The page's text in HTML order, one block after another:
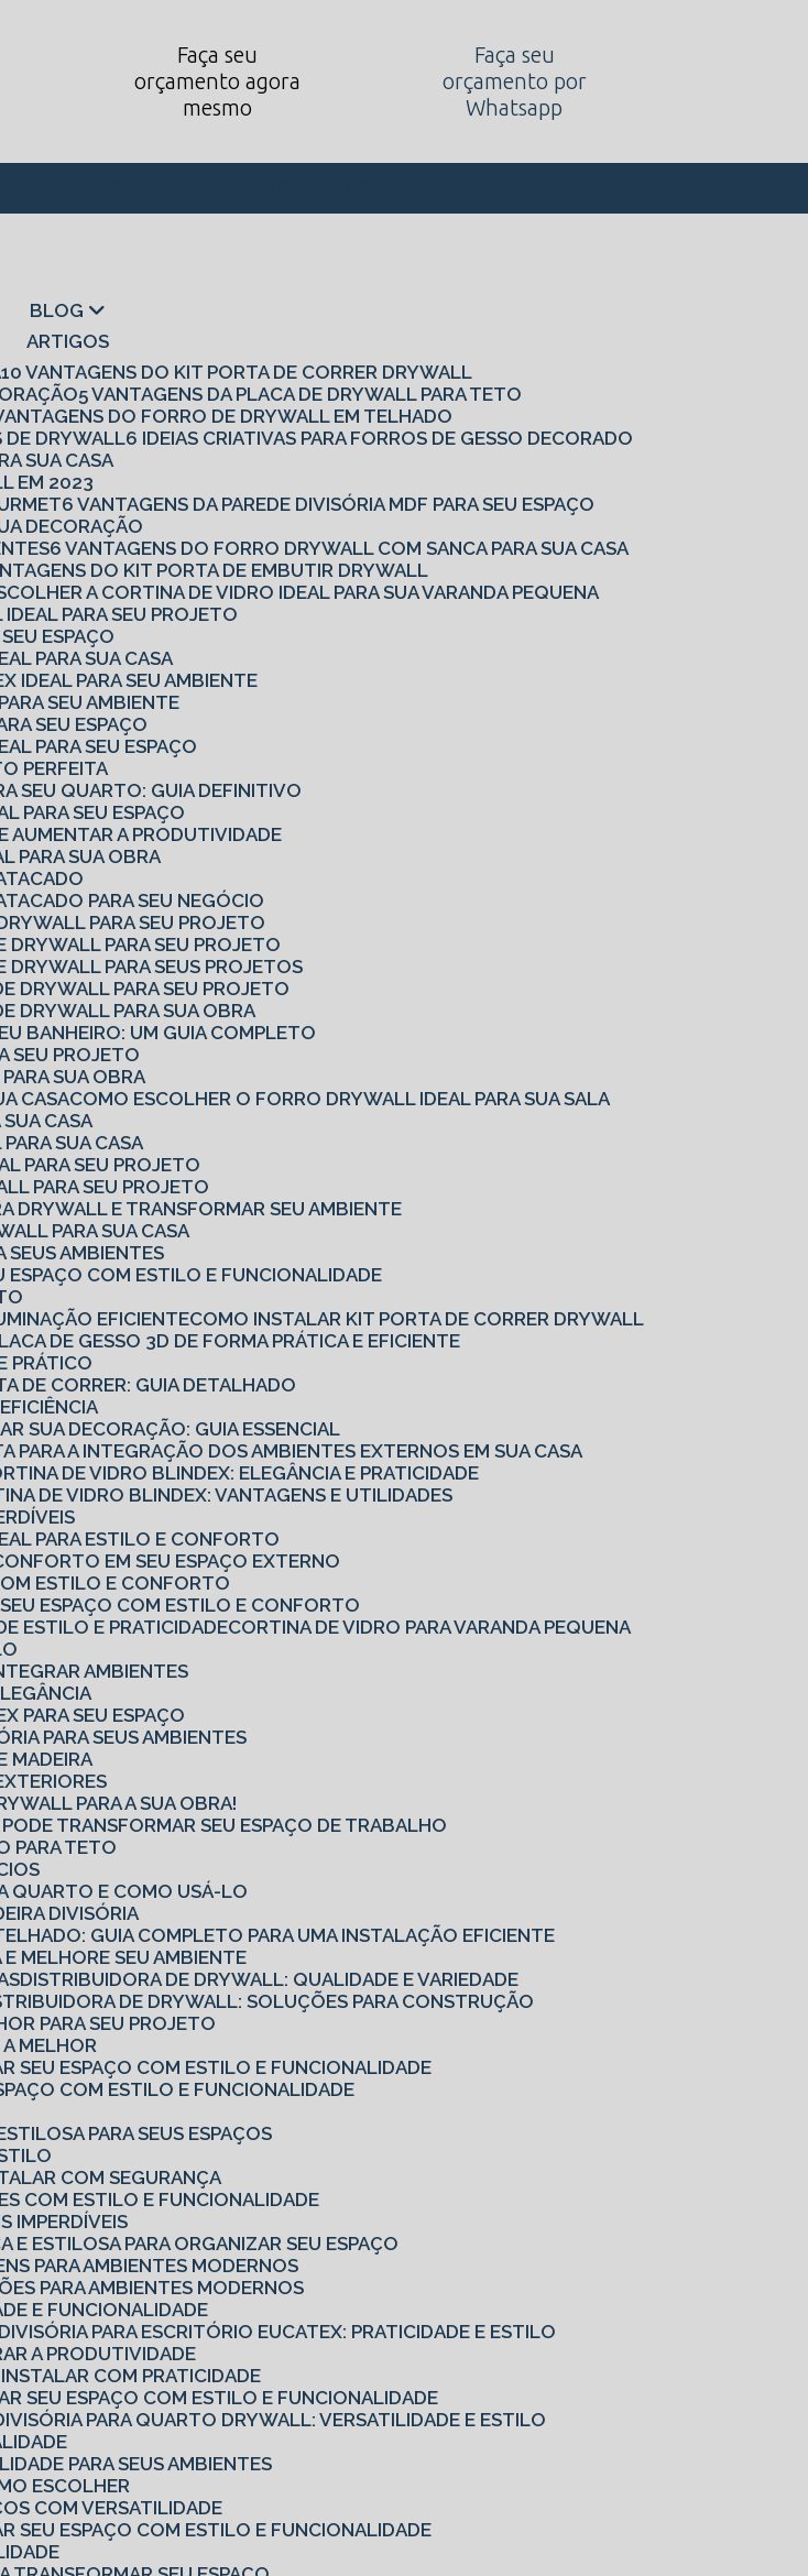
Faça seu
orçamento agora
mesmo
Faça seu
orçamento por
Whatsapp
BLOG
ARTIGOS
10 VANTAGENS DO KIT PORTA DE CORRER DRYWALL
5 VANTAGENS DA PLACA DE DRYWALL PARA TETO
DO FORRO DE DRYWALL EM TELHADO
DE DRYWALL
6 IDEIAS CRIATIVAS PARA FORROS DE GESSO DECORADO
SUA CASA
EM 2023
6 VANTAGENS DA PAREDE DIVISÓRIA MDF PARA SEU ESPAÇO
DECORAÇÃO
6 VANTAGENS DO FORRO DRYWALL COM SANCA PARA SUA CASA
DO KIT PORTA DE EMBUTIR DRYWALL
A CORTINA DE VIDRO IDEAL PARA SUA VARANDA PEQUENA
PARA SEU PROJETO
ESPAÇO
PARA SUA CASA
IDEAL PARA SEU AMBIENTE
SEU AMBIENTE
SEU ESPAÇO
PARA SEU ESPAÇO
PERFEITA
SEU QUARTO: GUIA DEFINITIVO
PARA SEU ESPAÇO
AUMENTAR A PRODUTIVIDADE
PARA SUA OBRA
PARA SEU NEGÓCIO
PARA SEU PROJETO
DRYWALL PARA SEU PROJETO
DRYWALL PARA SEUS PROJETOS
DRYWALL PARA SEU PROJETO
DRYWALL PARA SUA OBRA
BANHEIRO: UM GUIA COMPLETO
SEU PROJETO
SUA OBRA
CASA COMO ESCOLHER O FORRO DRYWALL IDEAL PARA SUA SALA
CASA
SUA CASA
PARA SEU PROJETO
PARA SEU PROJETO
DRYWALL E TRANSFORMAR SEU AMBIENTE
PARA SUA CASA
SEUS AMBIENTES
ESPAÇO COM ESTILO E FUNCIONALIDADE
EFICIENTE COMO INSTALAR KIT PORTA DE CORRER DRYWALL
DE GESSO 3D DE FORMA PRÁTICA E EFICIENTE
PRÁTICO
DE CORRER: GUIA DETALHADO
SUA DECORAÇÃO: GUIA ESSENCIAL
PARA A INTEGRAÇÃO DOS AMBIENTES EXTERNOS EM SUA CASA
DE VIDRO BLINDEX: ELEGÂNCIA E PRATICIDADE
DE VIDRO BLINDEX: VANTAGENS E UTILIDADES
PARA ESTILO E CONFORTO
EM SEU ESPAÇO EXTERNO
ESTILO E CONFORTO
ESPAÇO COM ESTILO E CONFORTO
ESTILO E PRATICIDADE
CORTINA DE VIDRO PARA VARANDA PEQUENA
AMBIENTES
PARA SEU ESPAÇO
PARA SEUS AMBIENTES
MADEIRA
PARA A SUA OBRA!
TRANSFORMAR SEU ESPAÇO DE TRABALHO
PARA TETO
QUARTO E COMO USÁ-LO
DIVISÓRIA
GUIA COMPLETO PARA UMA INSTALAÇÃO EFICIENTE
E MELHORE SEU AMBIENTE
DISTRIBUIDORA DE DRYWALL: QUALIDADE E VARIEDADE
DE DRYWALL: SOLUÇÕES PARA CONSTRUÇÃO
PARA SEU PROJETO
A MELHOR
SEU ESPAÇO COM ESTILO E FUNCIONALIDADE
COM ESTILO E FUNCIONALIDADE
PARA SEUS ESPAÇOS
COM SEGURANÇA
COM ESTILO E FUNCIONALIDADE
IMPERDÍVEIS
E ESTILOSA PARA ORGANIZAR SEU ESPAÇO
PARA AMBIENTES MODERNOS
PARA AMBIENTES MODERNOS
E FUNCIONALIDADE
DIVISÓRIA PARA ESCRITÓRIO EUCATEX: PRATICIDADE E ESTILO
A PRODUTIVIDADE
COM PRATICIDADE
SEU ESPAÇO COM ESTILO E FUNCIONALIDADE
DIVISÓRIA PARA QUARTO DRYWALL: VERSATILIDADE E ESTILO
PARA SEUS AMBIENTES
ESCOLHER
COM VERSATILIDADE
SEU ESPAÇO COM ESTILO E FUNCIONALIDADE